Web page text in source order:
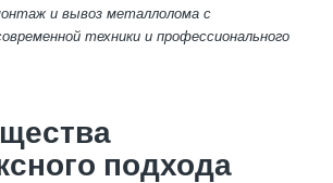
и вывоз металлолома с
техники и профессионального
подхода